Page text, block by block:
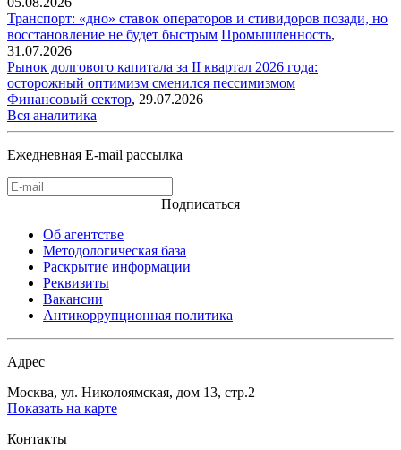
Транспорт: «дно» ставок операторов и стивидоров позади, но
восстановление не будет быстрым Промышленность,
31.07.2026
Рынок долгового капитала за II квартал 2026 года:
осторожный оптимизм сменился пессимизмом
Финансовый сектор, 29.07.2026
Вся аналитика
Ежедневная E-mail рассылка
Подписаться
Об агентстве
Методологическая база
Раскрытие информации
Реквизиты
Вакансии
Антикоррупционная политика
Адрес
Москва, ул. Николоямская, дом 13, стр.2
Показать на карте
Контакты